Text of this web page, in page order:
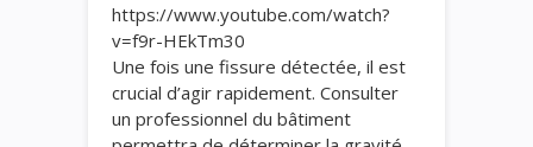
https://www.youtube.com/watch?
v=f9r-HEkTm30
Une fois une fissure détectée, il est
crucial d’agir rapidement. Consulter
un professionnel du bâtiment